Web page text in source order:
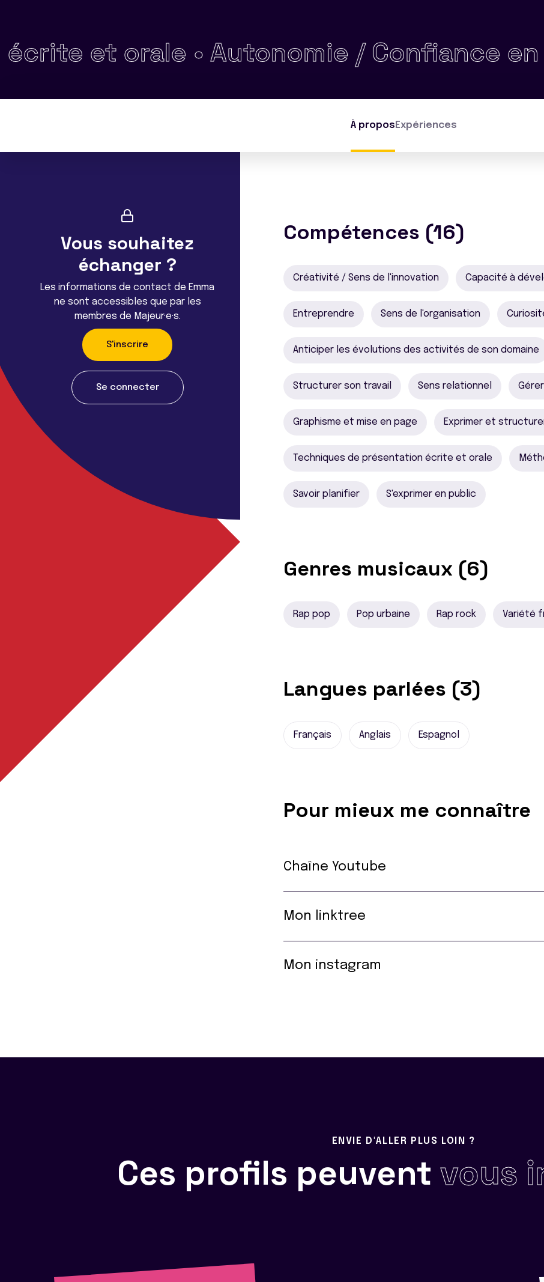
et orale •Autonomie / Confiance en soi •
À propos Expériences
Vous souhaitez
échanger ?
Les informations de contact de Emma
ne sont accessibles que par les
membres de Majeur·e·s.
S'inscrire
Se connecter
Compétences (16)
Créativité / Sens de l'innovation Capacité à
Entreprendre Sens de l'organisation
Anticiper les évolutions des activités de son domaine
Structurer son travail Sens relationnel
Graphisme et mise en page Exprimer et
Techniques de présentation écrite et orale
Savoir planifier S'exprimer en public
Genres musicaux (6)
Rap pop Pop urbaine Rap rock Variété
Langues parlées (3)
Français Anglais Espagnol
Pour mieux me connaître
Chaîne Youtube
Mon linktree
Mon instagram
ENVIE D'ALLER PLUS LOIN ?
Ces profils peuvent vous